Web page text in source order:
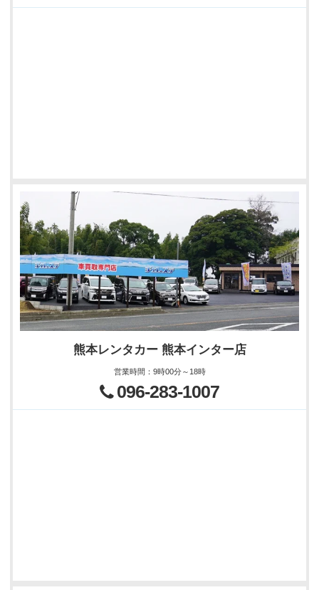
熊本レンタカー 熊本インター店
営業時間 ： 9時00分～18時
096-283-1007